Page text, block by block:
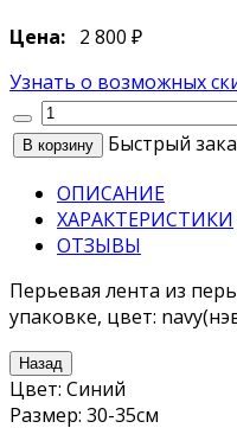
Цена: 2 800 ₽
Узнать о возможных
Быстрый
ОПИСАНИЕ
ХАРАКТЕРИСТИКИ
ОТЗЫВЫ
Перьевая лента из
упаковке, цвет:
Цвет: Синий
Размер: 30-35см